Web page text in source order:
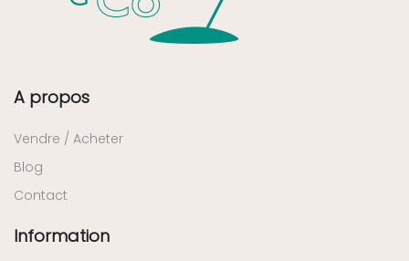
A propos
Vendre / Acheter
Blog
Contact
Information